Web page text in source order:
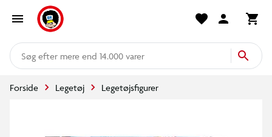
mere end 14.000 varer
Forside Legetøj Legetøjsfigurer